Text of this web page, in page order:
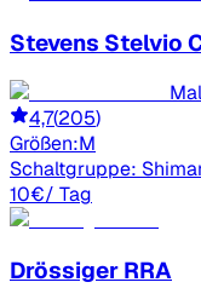
Stevens Stelvio
4,7(205)
Größen:M
Schaltgruppe:
10€/ Tag
Drössiger RRA